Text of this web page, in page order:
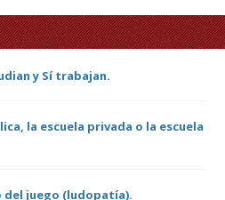
y Sí trabajan.
la escuela privada o la escuela
del juego (ludopatía).